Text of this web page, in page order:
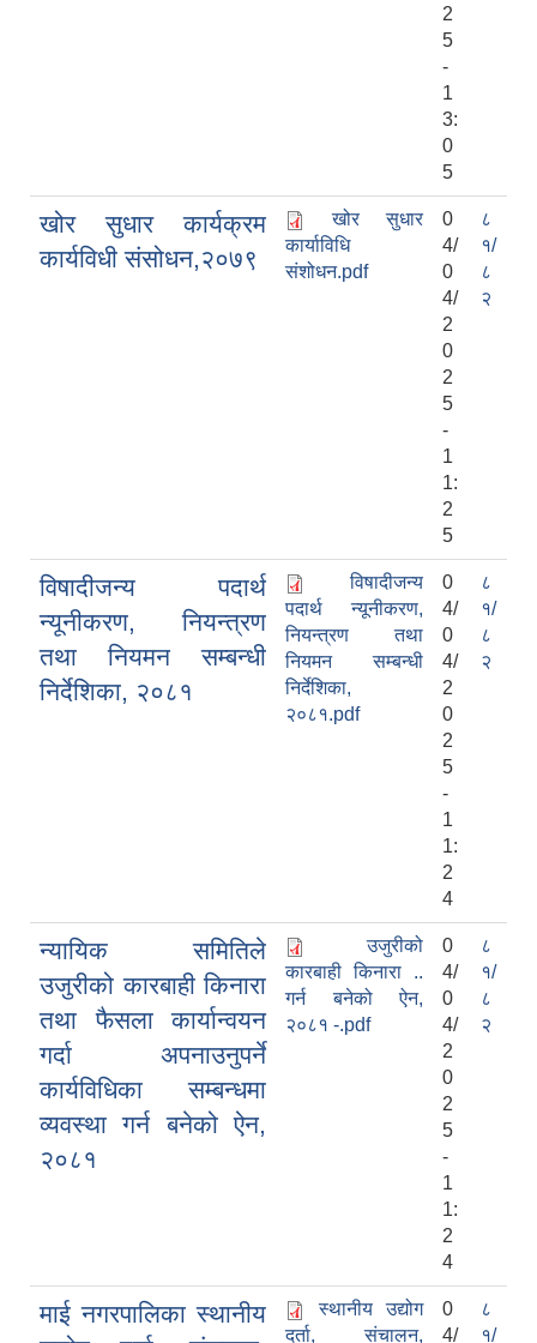
2
5
-
1
3:
0
5
खोर सुधार कार्यक्रम
कार्यविधी संसोधन,२०७९
खोर सुधार
कार्याविधि
संशोधन.pdf
0
4/
0
4/
2
0
2
5
-
1
1:
2
5
८
१/
८
२
विषादीजन्य पदार्थ
न्यूनीकरण, नियन्त्रण
तथा नियमन सम्बन्धी
निर्देशिका, २०८१
विषादीजन्य
पदार्थ न्यूनीकरण,
नियन्त्रण तथा
नियमन सम्बन्धी
निर्देशिका,
२०८१.pdf
0
4/
0
4/
2
0
2
5
-
1
1:
2
4
८
१/
८
२
न्यायिक समितिले
उजुरीको कारबाही किनारा
तथा फैसला कार्यान्वयन
गर्दा अपनाउनुपर्ने
कार्यविधिका सम्बन्धमा
व्यवस्था गर्न बनेको ऐन,
२०८१
उजुरीको
कारबाही किनारा ..
गर्न बनेको ऐन,
२०८१ -.pdf
0
4/
0
4/
2
0
2
5
-
1
1:
2
4
८
१/
८
२
माई नगरपालिका स्थानीय
स्थानीय उद्योग
दर्ता, संचालन,
0
4/
८
१/